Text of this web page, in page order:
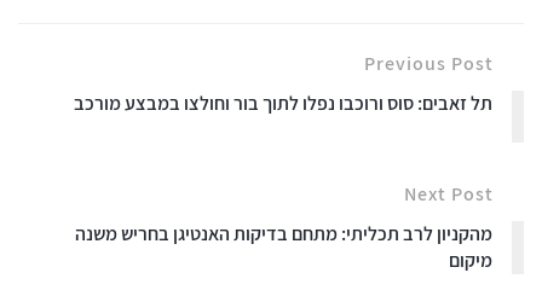
Previous Post
תל זאבים: סוס ורוכבו נפלו לתוך בור וחולצו במבצע מורכב
Next Post
מהקניון לרב תכליתי: מתחם בדיקות האנטיגן בחריש משנה
מיקום